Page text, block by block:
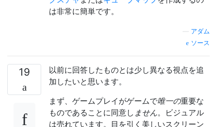
は非常に簡単です。
アダム
ソース
19
以前に回答したものとは少し異なる視点を追
加したいと思います。
まず、ゲームプレイがゲームで唯一の重要な
ものであることに同意し ません。ビジュアル
は売れています。目を引く美しいスクリーン